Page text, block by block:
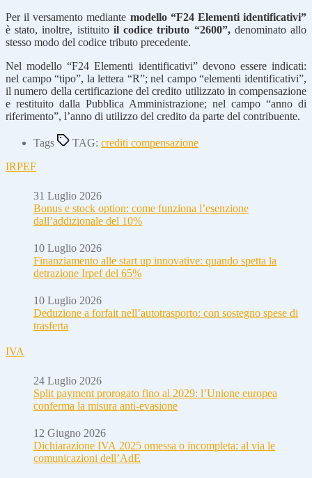
Per il versamento mediante modello “F24 Elementi identificativi”
è stato, inoltre, istituito il codice tributo “2600”,denominato allo
stesso modo del codice tributo precedente.
Nel modello “F24 Elementi identificativi” devono essere indicati:
nel campo “tipo”, la lettera “R”; nel campo “elementi identificativi”,
il numero della certificazione del credito utilizzato in compensazione
e restituito dalla Pubblica Amministrazione; nel campo “anno di
riferimento”, l’anno di utilizzo del credito da parte del contribuente.
Tags TAG: crediti compensazione
IRPEF
31 Luglio 2026
Bonus e stock option: come funziona l’esenzione
dall’addizionale del 10%
10 Luglio 2026
Finanziamento alle start up innovative: quando spetta la
detrazione Irpef del 65%
10 Luglio 2026
Deduzione a forfait nell’autotrasporto: con sostegno spese di
trasferta
IVA
24 Luglio 2026
Split payment prorogato fino al 2029: l’Unione europea
conferma la misura anti-evasione
12 Giugno 2026
Dichiarazione IVA 2025 omessa o incompleta: al via le
comunicazioni dell’AdE